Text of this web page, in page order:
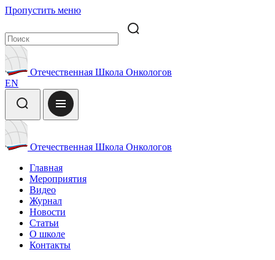
Пропустить меню
Отечественная Школа Онкологов
EN
Отечественная Школа Онкологов
Главная
Мероприятия
Видео
Журнал
Новости
Статьи
О школе
Контакты